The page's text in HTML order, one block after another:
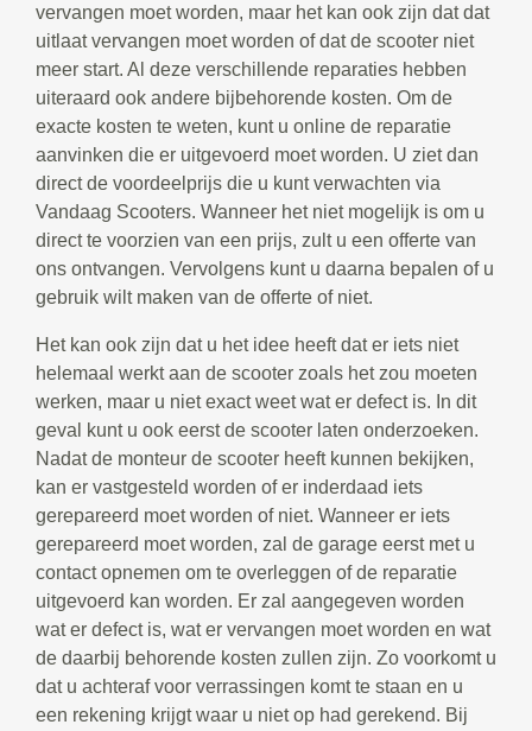
vervangen moet worden, maar het kan ook zijn dat dat
uitlaat vervangen moet worden of dat de scooter niet
meer start. Al deze verschillende reparaties hebben
uiteraard ook andere bijbehorende kosten. Om de
exacte kosten te weten, kunt u online de reparatie
aanvinken die er uitgevoerd moet worden. U ziet dan
direct de voordeelprijs die u kunt verwachten via
Vandaag Scooters. Wanneer het niet mogelijk is om u
direct te voorzien van een prijs, zult u een offerte van
ons ontvangen. Vervolgens kunt u daarna bepalen of u
gebruik wilt maken van de offerte of niet.
Het kan ook zijn dat u het idee heeft dat er iets niet
helemaal werkt aan de scooter zoals het zou moeten
werken, maar u niet exact weet wat er defect is. In dit
geval kunt u ook eerst de scooter laten onderzoeken.
Nadat de monteur de scooter heeft kunnen bekijken,
kan er vastgesteld worden of er inderdaad iets
gerepareerd moet worden of niet. Wanneer er iets
gerepareerd moet worden, zal de garage eerst met u
contact opnemen om te overleggen of de reparatie
uitgevoerd kan worden. Er zal aangegeven worden
wat er defect is, wat er vervangen moet worden en wat
de daarbij behorende kosten zullen zijn. Zo voorkomt u
dat u achteraf voor verrassingen komt te staan en u
een rekening krijgt waar u niet op had gerekend. Bij